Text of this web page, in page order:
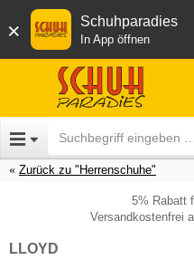
× Schuhparadies
In App öffnen
Zurück zu "Herrenschuhe"
5% Rabatt
Versandkostenfrei
LLOYD